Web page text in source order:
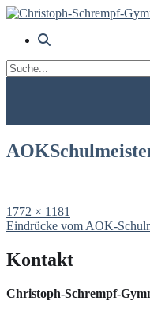
Skip
content
Full
size
1772 × 1181
Post
Eindrücke vom AOK-
Kontakt
Christoph-Schrempf-